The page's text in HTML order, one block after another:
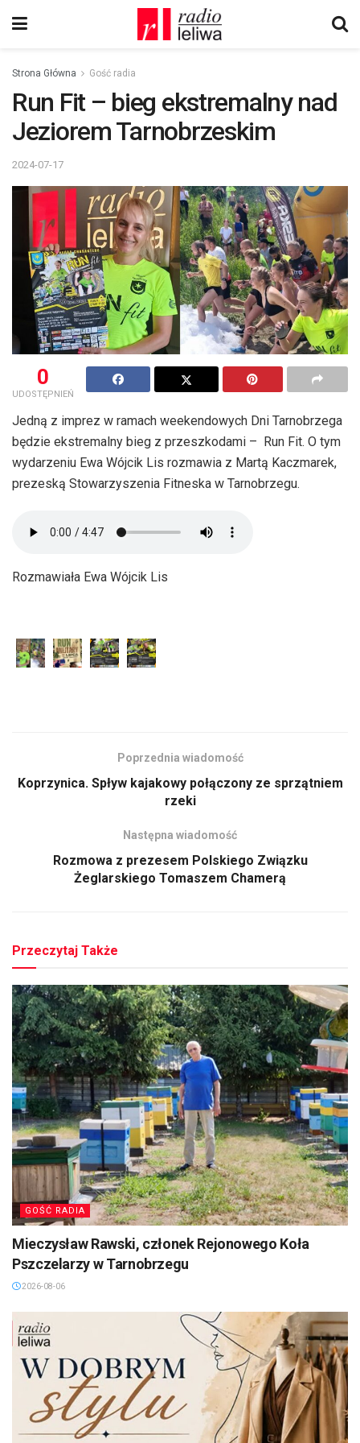
Strona Główna Gość radia
Run Fit – bieg ekstremalny nad
Jeziorem Tarnobrzeskim
2024-07-17
0
UDOSTĘPNIEŃ
Jedną z imprez w ramach weekendowych Dni Tarnobrzega
będzie ekstremalny bieg z przeszkodami – Run Fit. O tym
wydarzeniu Ewa Wójcik Lis rozmawia z Martą Kaczmarek,
prezeską Stowarzyszenia Fitneska w Tarnobrzegu.
Rozmawiała Ewa Wójcik Lis
Poprzednia wiadomość
Koprzynica. Spływ kajakowy połączony ze sprzątniem
rzeki
Następna wiadomość
Rozmowa z prezesem Polskiego Związku
Żeglarskiego Tomaszem Chamerą
Przeczytaj Także
GOŚĆ RADIA
Mieczysław Rawski, członek Rejonowego Koła
Pszczelarzy w Tarnobrzegu
2026-08-06